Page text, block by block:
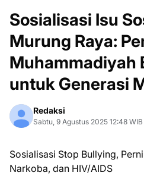
Sosialisasi Isu
Murung Raya:
Muhammadiyah
untuk Generasi
Redaksi
Sabtu, 9 Agustus 2025 12:48 WIB
Sosialisasi Stop Bullying,
Narkoba, dan HIV/AIDS